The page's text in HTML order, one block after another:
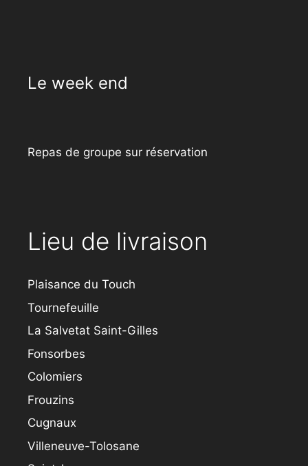
Le week end
Repas de groupe sur réservation
Lieu de livraison
Plaisance du Touch
Tournefeuille
La Salvetat Saint-Gilles
Fonsorbes
Colomiers
Frouzins
Cugnaux
Villeneuve-Tolosane